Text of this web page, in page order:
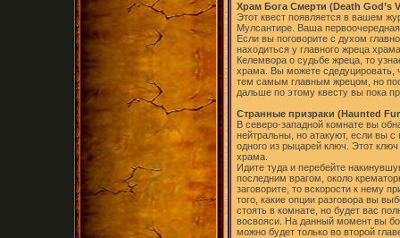
Храм Бога Смерти (Death God’s
Этот квест появляется в вашем
Мулсантире. Ваша
Если вы поговорите с духом
находиться у главного жреца
Келемвора о судьбе жреца, то
храма. Вы можете сдедуцировать,
тем самым главным жрецом, но
дальше по этому квесту вы пока
Странные призраки (Haunted
В северо-западной комнате вы
нейтральны, но атакуют, если вы
одного из рыцарей ключ. Этот
храма.
Идите туда и перебейте
последним врагом, около
заговорите, то вскорости к нему
того, какие опции разговора вы
стоять в комнате, но будет вас
восвояси. На данный момент вы
можно будет только во второй